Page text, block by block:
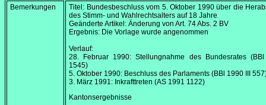
Bemerkungen Titel: Bundesbeschluss vom 5. Oktober 1990über die
des Stimm- und Wahlrechtsalters auf 18 Jahre
Geänderte Artikel: Änderung von Art. 74 Abs. 2 BV
Ergebnis: Die Vorlage wurde angenommen
Verlauf:
28. Februar 1990: Stellungnahme des Bundesrates
1545)
5. Oktober 1990: Beschluss des Parlaments (BBl 1990 III
3. März 1991: Inkrafttreten (AS 1991 1122)
Kantonsergebnisse